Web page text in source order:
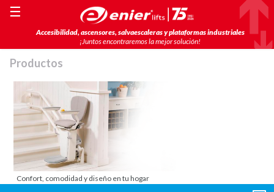
Accesibilidad, ascensores, salvaescaleras y plataformas industriales
¡Juntos encontraremos la mejor solución!
☰
Productos
Confort, comodidad y diseño en tu hogar